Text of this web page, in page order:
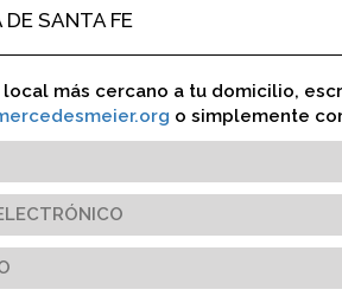
DE SANTA FE
local más cercano a tu domicilio,
o simplemente